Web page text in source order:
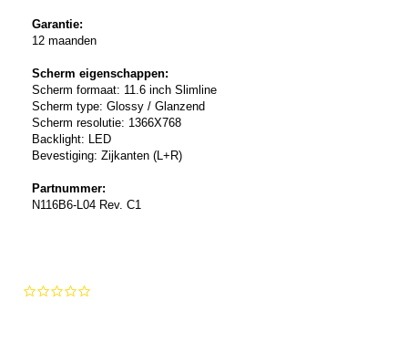
Garantie:
12 maanden
Scherm eigenschappen:
Scherm formaat: 11.6 inch Slimline
Scherm type: Glossy / Glanzend
Scherm resolutie: 1366X768
Backlight: LED
Bevestiging: Zijkanten (L+R)
Partnummer:
N116B6-L04 Rev. C1